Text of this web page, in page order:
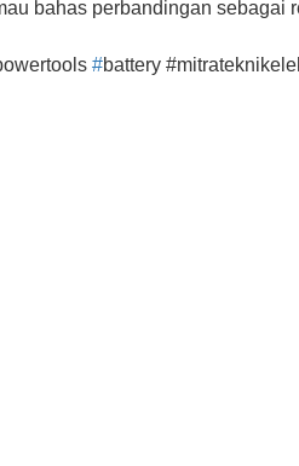
bahas perbandingan sebagai
#battery